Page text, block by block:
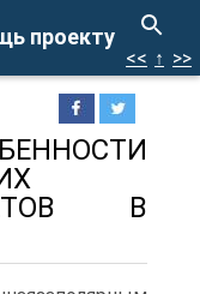
проекту
<< ↑ >>
В